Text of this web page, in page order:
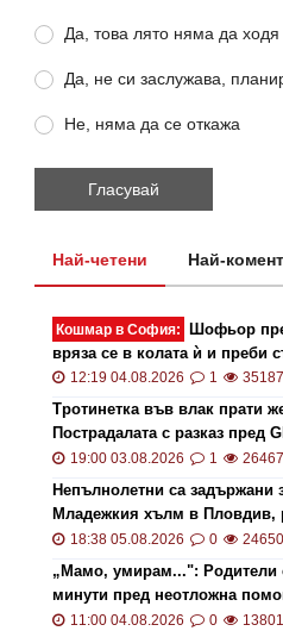
Да, това лято няма да
Да, не си заслужава,
Не, няма да се откажа
Най-четени Най-
Кошмар в София:
Шофьор
вряза се в колата ѝ и преби
12:19 04.08.2026 1
Тротинетка във влак прати
Пострадалата с разказ пред
19:00 03.08.2026 1
Непълнолетни са задържани
Младежкия хълм в Пловдив,
хомофобски мотив
18:38 05.08.2026 0
„Мамо, умирам...": Родители
минути пред неотложна
11:00 04.08.2026 0